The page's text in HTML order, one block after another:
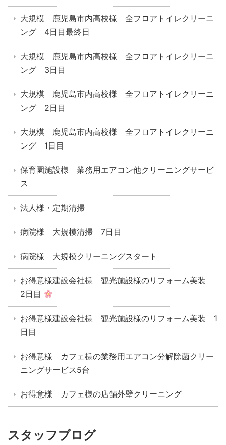
大規模 鹿児島市内高校様 全フロアトイレクリーニ
ング 4日目最終日
大規模 鹿児島市内高校様 全フロアトイレクリーニ
ング 3日目
大規模 鹿児島市内高校様 全フロアトイレクリーニ
ング 2日目
大規模 鹿児島市内高校様 全フロアトイレクリーニ
ング 1日目
保育園施設様 業務用エアコン他クリーニングサービ
ス
法人様・定期清掃
病院様 大規模清掃 7日目
病院様 大規模クリーニングスタート
お得意様建設会社様 観光施設様のリフォーム美装
2日目
お得意様建設会社様 観光施設様のリフォーム美装 1
日目
お得意様 カフェ様の業務用エアコン分解除菌クリー
ニングサービス5台
お得意様 カフェ様の店舗外壁クリーニング
スタッフブログ